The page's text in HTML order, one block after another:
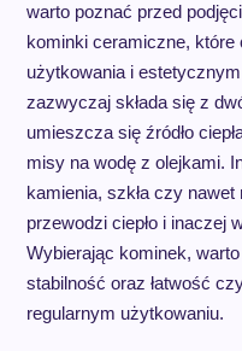
warto poznać przed
kominki ceramiczne,
użytkowania i
zazwyczaj składa się z
umieszcza się źródło
misy na wodę z olejkami.
kamienia, szkła czy
przewodzi ciepło i inaczej
Wybierając kominek,
stabilność oraz łatwość
regularnym użytkowaniu.